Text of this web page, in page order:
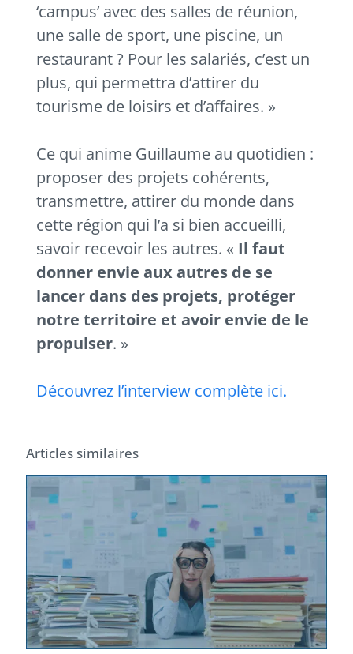
‘campus’ avec des salles de réunion,
une salle de sport, une piscine, un
restaurant ? Pour les salariés, c’est un
plus, qui permettra d’attirer du
tourisme de loisirs et d’affaires. »
Ce qui anime Guillaume au quotidien :
proposer des projets cohérents,
transmettre, attirer du monde dans
cette région qui l’a si bien accueilli,
savoir recevoir les autres. « Il faut
donner envie aux autres de se
lancer dans des projets, protéger
notre territoire et avoir envie de le
propulser. »
Découvrez l’interview complète ici.
Articles similaires